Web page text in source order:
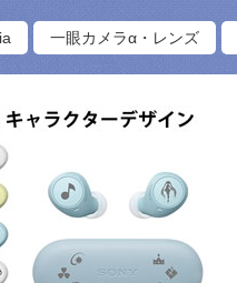
一眼カメラα・レンズ